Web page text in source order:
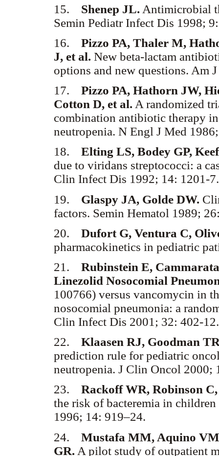
15. Shenep JL. Antimicrobial
Semin Pediatr Infect Dis 1998;
16. Pizzo PA, Thaler M,
J, et al. New beta-lactam
options and new questions. Am
17. Pizzo PA, Hathorn JW,
Cotton D, et al. A randomized
combination antibiotic therapy
neutropenia. N Engl J Med
18. Elting LS, Bodey GP,
due to viridans streptococci: a
Clin Infect Dis 1992; 14: 1201-7.
19. Glaspy JA, Golde DW.
factors. Semin Hematol 1989;
20. Dufort G, Ventura C,
pharmacokinetics in pediatric
21. Rubinstein E,
Linezolid Nosocomial
100766) versus vancomycin in
nosocomial pneumonia: a
Clin Infect Dis 2001; 32: 402-12.
22. Klaasen RJ, Goodman
prediction rule for pediatric
neutropenia. J Clin Oncol 2000;
23. Rackoff WR, Robinson
the risk of bacteremia in
1996; 14: 919–24.
24. Mustafa MM, Aquino
GR. A pilot study of outpatient